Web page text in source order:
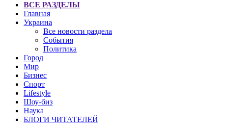
ВСЕ РАЗДЕЛЫ
Главная
Украина
Все новости раздела
События
Политика
Город
Мир
Бизнес
Спорт
Lifestyle
Шоу-биз
Наука
БЛОГИ ЧИТАТЕЛЕЙ